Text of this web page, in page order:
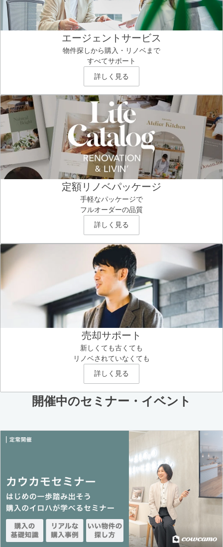
エージェントサービス
物件探しから購入・リノベまで
すべてサポート
詳しく見る
定額リノベパッケージ
手軽なパッケージで
フルオーダーの品質
詳しく見る
売却サポート
新しくても古くても
リノベされていなくても
詳しく見る
開催中のセミナー・イベント